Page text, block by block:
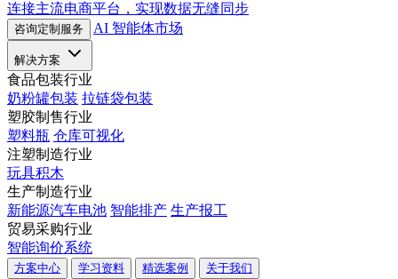
连接主流电商平台，实现数据无缝同步
咨询定制服务 AI 智能体市场
解决方案
食品包装行业
奶粉罐包装 拉链袋包装
塑胶制售行业
塑料瓶 仓库可视化
注塑制造行业
玩具积木
生产制造行业
新能源汽车电池 智能排产 生产报工
贸易采购行业
智能询价系统
方案中心 学习资料 精选案例 关于我们